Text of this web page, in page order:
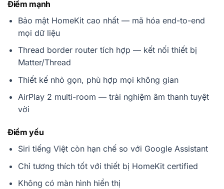
Điểm mạnh
Bảo mật HomeKit cao nhất — mã hóa end-to-end
mọi dữ liệu
Thread border router tích hợp — kết nối thiết bị
Matter/Thread
Thiết kế nhỏ gọn, phù hợp mọi không gian
AirPlay 2 multi-room — trải nghiệm âm thanh tuyệt
vời
Điểm yếu
Siri tiếng Việt còn hạn chế so với Google Assistant
Chỉ tương thích tốt với thiết bị HomeKit certified
Không có màn hình hiển thị